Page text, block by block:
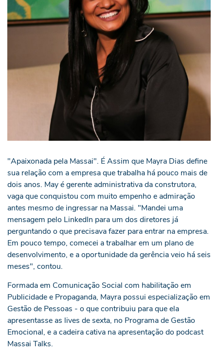
"Apaixonada pela Massai". É Assim que Mayra Dias define
sua relação com a empresa que trabalha há pouco mais de
dois anos. May é gerente administrativa da construtora,
vaga que conquistou com muito empenho e admiração
antes mesmo de ingressar na Massai. "Mandei uma
mensagem pelo LinkedIn para um dos diretores já
perguntando o que precisava fazer para entrar na empresa.
Em pouco tempo, comecei a trabalhar em um plano de
desenvolvimento, e a oportunidade da gerência veio há seis
meses", contou.
Formada em Comunicação Social com habilitação em
Publicidade e Propaganda, Mayra possui especialização em
Gestão de Pessoas - o que contribuiu para que ela
apresentasse as lives de sexta, no Programa de Gestão
Emocional, e a cadeira cativa na apresentação do podcast
Massai Talks.